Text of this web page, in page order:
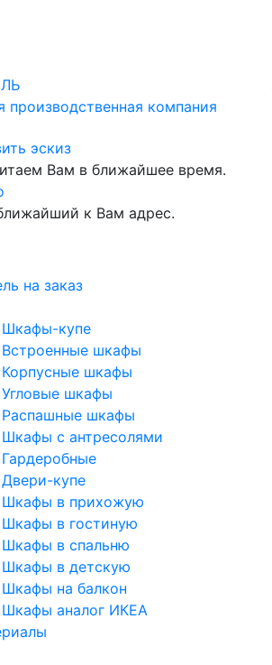
производственная компания
эскиз
Вам в ближайшее время.
к Вам адрес.
на заказ
Шкафы-купе
Встроенные шкафы
Корпусные шкафы
Угловые шкафы
Распашные шкафы
Шкафы с антресолями
Гардеробные
Двери-купе
Шкафы в прихожую
Шкафы в гостиную
Шкафы в спальню
Шкафы в детскую
Шкафы на балкон
Шкафы аналог ИКЕА